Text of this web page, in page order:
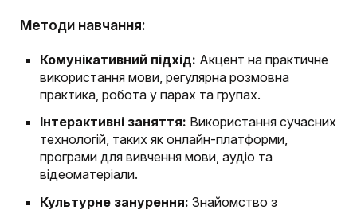
Методи навчання:
Комунікативний підхід: Акцент на практичне
використання мови, регулярна розмовна
практика, робота у парах та групах.
Інтерактивні заняття: Використання сучасних
технологій, таких як онлайн-платформи,
програми для вивчення мови, аудіо та
відеоматеріали.
Культурне занурення: Знайомство з